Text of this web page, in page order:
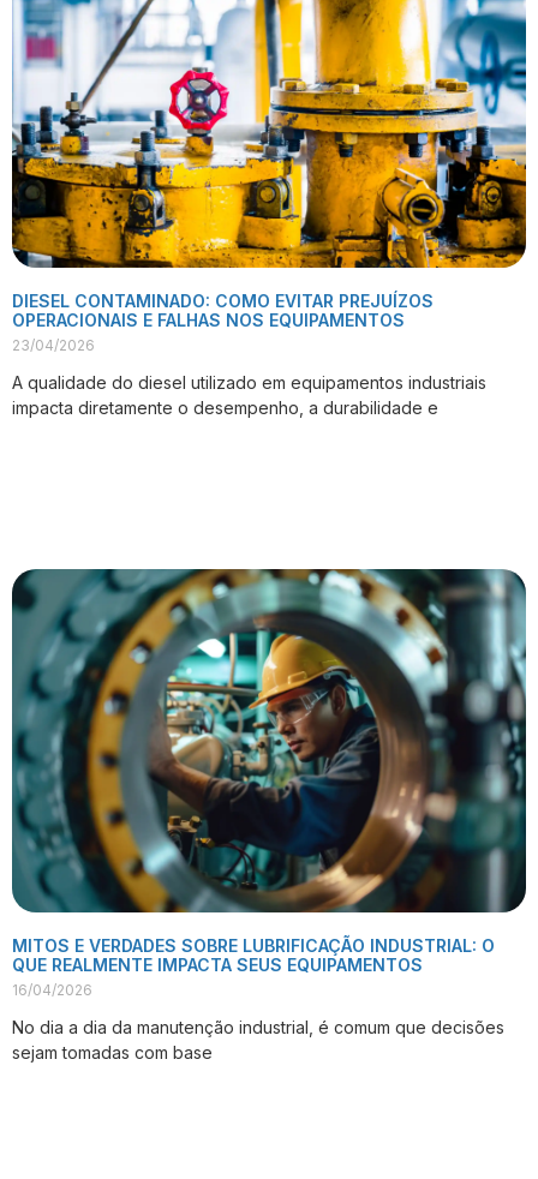
DIESEL CONTAMINADO: COMO EVITAR PREJUÍZOS
OPERACIONAIS E FALHAS NOS EQUIPAMENTOS
23/04/2026
A qualidade do diesel utilizado em equipamentos industriais
impacta diretamente o desempenho, a durabilidade e
MITOS E VERDADES SOBRE LUBRIFICAÇÃO INDUSTRIAL: O
QUE REALMENTE IMPACTA SEUS EQUIPAMENTOS
16/04/2026
No dia a dia da manutenção industrial, é comum que decisões
sejam tomadas com base